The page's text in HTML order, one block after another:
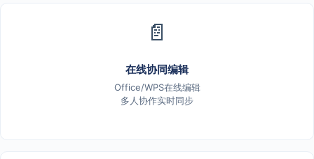
📄
在线协同编辑
Office/WPS在线编辑
多人协作实时同步